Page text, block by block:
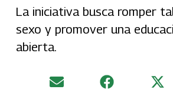
La iniciativa busca romper
sexo y promover una
abierta.